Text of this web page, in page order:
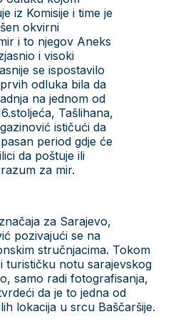
iz Komisije i time je
okvirni
i to njegov Aneks
i visoki
se ispostavilo
odluka bila da
na jednom od
Tašlihana,
ističući da
period gdje će
da poštuje ili
za mir.
za Sarajevo,
pozivajući se na
stručnjacima. Tokom
turističku notu sarajevskog
samo radi fotografisanja,
da je to jedna od
lokacija u srcu Baščaršije.